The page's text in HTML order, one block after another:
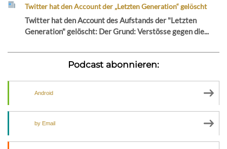
Twitter hat den Account der „Letzten Generation“ gelöscht
Twitter hat den Account des Aufstands der "Letzten
Generation" gelöscht: Der Grund: Verstösse gegen die...
Podcast abonnieren:
Android
by Email